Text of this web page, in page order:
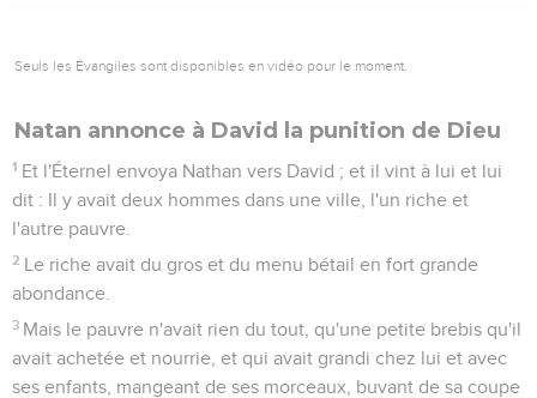
Seuls les Évangiles sont disponibles en vidéo pour le moment.
Natan annonce à David la punition de Dieu
1 Et l'Éternel envoya Nathan vers David ; et il vint à lui et lui
dit : Il y avait deux hommes dans une ville, l'un riche et
l'autre pauvre.
2 Le riche avait du gros et du menu bétail en fort grande
abondance.
3 Mais le pauvre n'avait rien du tout, qu'une petite brebis qu'il
avait achetée et nourrie, et qui avait grandi chez lui et avec
ses enfants, mangeant de ses morceaux, buvant de sa coupe